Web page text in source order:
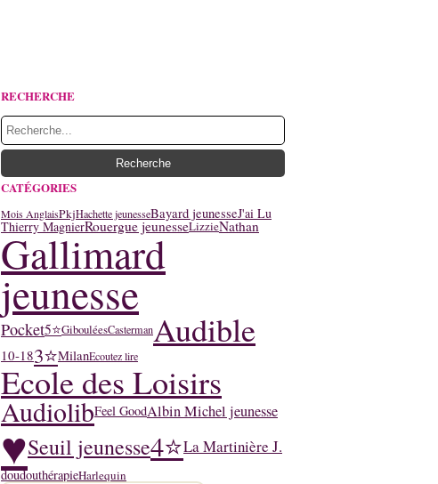
RECHERCHE
CATÉGORIES
Mois AnglaisPkjHachette jeunesseBayard jeunesseJ'ai Lu
Thierry MagnierRouergue jeunesseLizzieNathan
Gallimard
jeunesse
Pocket5⭐GibouléesCastermanAudible
10-183⭐MilanEcoutez lire
Ecole des Loisirs
AudiolibFeel GoodAlbin Michel jeunesse
♥Seuil jeunesse4⭐La Martinière J.
doudouthérapieHarlequin